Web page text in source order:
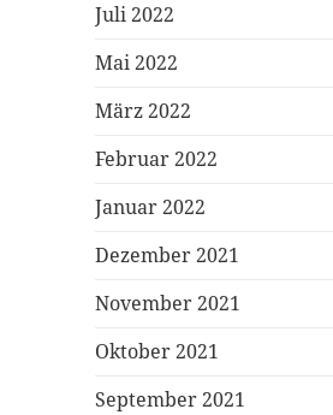
Juli 2022
Mai 2022
März 2022
Februar 2022
Januar 2022
Dezember 2021
November 2021
Oktober 2021
September 2021